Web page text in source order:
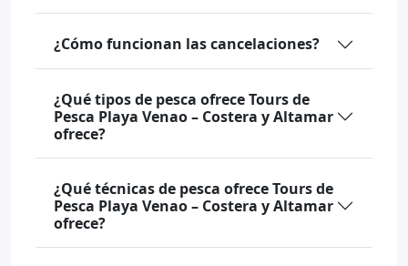
¿Cómo funcionan las cancelaciones?
¿Qué tipos de pesca ofrece Tours de
Pesca Playa Venao – Costera y Altamar
ofrece?
¿Qué técnicas de pesca ofrece Tours de
Pesca Playa Venao – Costera y Altamar
ofrece?